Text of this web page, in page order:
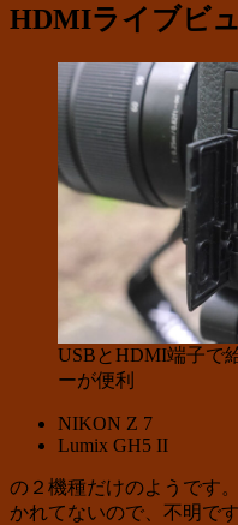
HDMIライブビ
USBとHDMI端子で
ーが便利
NIKON Z 7
Lumix GH5 II
の２機種だけのようです
かれてないので、不明で